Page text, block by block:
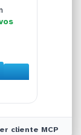
duas
nos
cliente MCP